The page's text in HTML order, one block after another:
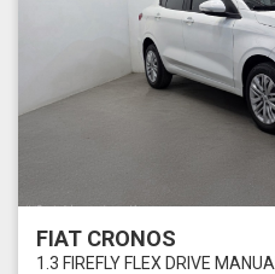
FIAT CRONOS
1.3 FIREFLY FLEX DRIVE MANUAL